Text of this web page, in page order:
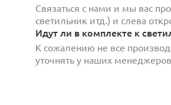
Связаться с нами и мы вас
светильник итд.) и слева
Идут ли в комплекте к
К сожалению не все
уточнять у наших менеджеров